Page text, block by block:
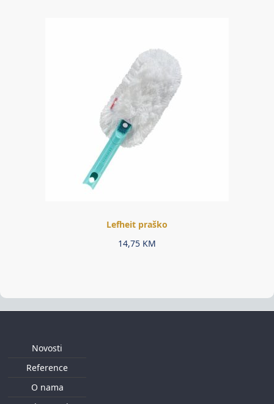
Lefheit praško
14,75 KM
Novosti
Reference
O nama